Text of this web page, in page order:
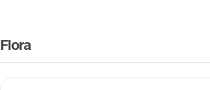
Flora